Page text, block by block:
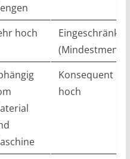
hoch
Eingeschränkt
Konsequent
hoch